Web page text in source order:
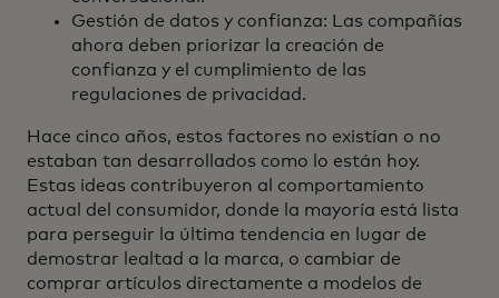
Gestión de datos y confianza: Las compañías
ahora deben priorizar la creación de
confianza y el cumplimiento de las
regulaciones de privacidad.
Hace cinco años, estos factores no existían o no
estaban tan desarrollados como lo están hoy.
Estas ideas contribuyeron al comportamiento
actual del consumidor, donde la mayoría está lista
para perseguir la última tendencia en lugar de
demostrar lealtad a la marca, o cambiar de
comprar artículos directamente a modelos de